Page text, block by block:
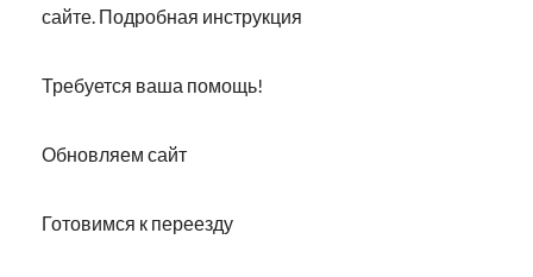
сайте. Подробная инструкция
Требуется ваша помощь!
Обновляем сайт
Готовимся к переезду